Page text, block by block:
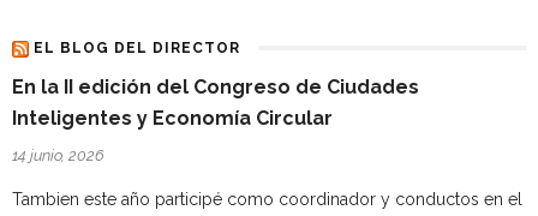
EL BLOG DEL DIRECTOR
En la II edición del Congreso de Ciudades
Inteligentes y Economía Circular
14 junio, 2026
Tambien este año participé como coordinador y conductos en el